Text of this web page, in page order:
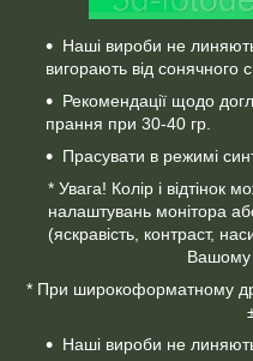
Наші вироби не
вигорають від сонячного
Рекомендації щодо
прання при 30-40 гр.
Прасувати в режимі
* Увага! Колір і відтінок
налаштувань монітора
(яскравість, контраст,
Вашому
* При широкоформатному
Наші вироби не